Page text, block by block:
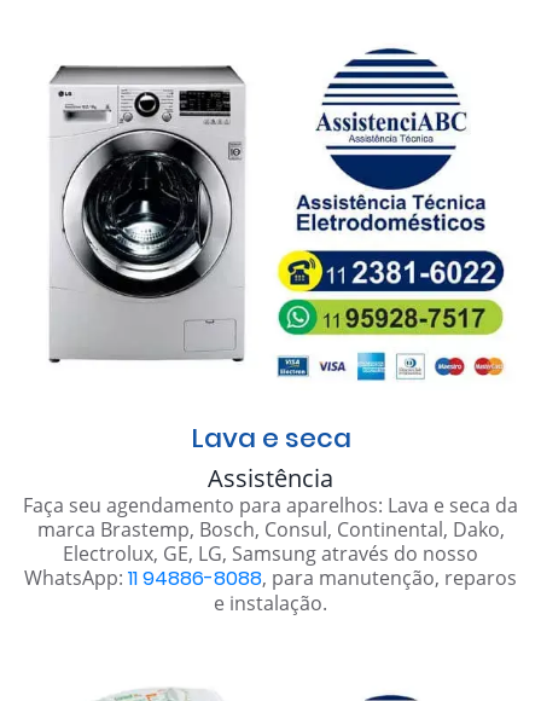
Lava e seca
Assistência
Faça seu agendamento para aparelhos: Lava e seca da
marca Brastemp, Bosch, Consul, Continental, Dako,
Electrolux, GE, LG, Samsung através do nosso
WhatsApp: 11 94886-8088, para manutenção, reparos
e instalação.